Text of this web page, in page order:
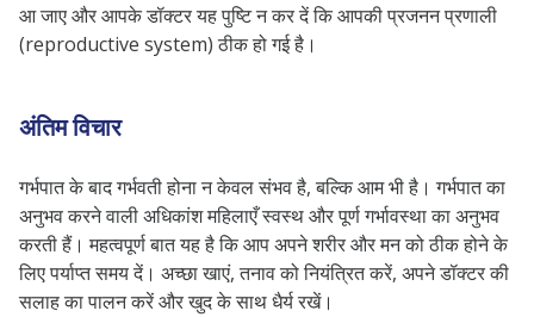
आ जाए और आपके डॉक्टर यह पुष्टि न कर दें कि आपकी प्रजनन प्रणाली
(reproductive system) ठीक हो गई है।
अंतिम विचार
गर्भपात के बाद गर्भवती होना न केवल संभव है, बल्कि आम भी है। गर्भपात का
अनुभव करने वाली अधिकांश महिलाएँ स्वस्थ और पूर्ण गर्भावस्था का अनुभव
करती हैं। महत्वपूर्ण बात यह है कि आप अपने शरीर और मन को ठीक होने के
लिए पर्याप्त समय दें। अच्छा खाएं, तनाव को नियंत्रित करें, अपने डॉक्टर की
सलाह का पालन करें और खुद के साथ धैर्य रखें।